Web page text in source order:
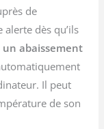
de
dès qu’ils
abaissement
Il peut
de son